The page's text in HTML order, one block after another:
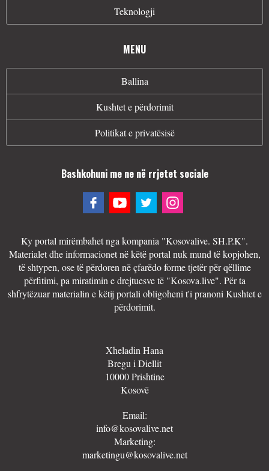
Teknologji
MENU
Ballina
Kushtet e përdorimit
Politikat e privatësisë
Bashkohuni me ne në rrjetet sociale
Ky portal mirëmbahet nga kompania "Kosovalive. SH.P.K".
Materialet dhe informacionet në këtë portal nuk mund të kopjohen,
të shtypen, ose të përdoren në çfarëdo forme tjetër për qëllime
përfitimi, pa miratimin e drejtuesve të "Kosova.live". Për ta
shfrytëzuar materialin e këtij portali obligoheni t'i pranoni Kushtet e
përdorimit.
Xheladin Hana
Bregu i Diellit
10000 Prishtine
Kosovë
Email:
info@kosovalive.net
Marketing:
marketingu@kosovalive.net